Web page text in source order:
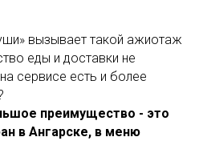
вызывает такой ажиотаж
еды и доставки не
сервисе есть и более
преимущество - это
в Ангарске, в меню